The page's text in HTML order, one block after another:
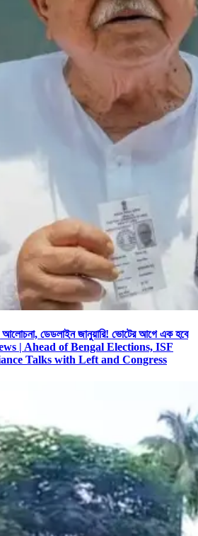
ডেডলাইন জানুয়ারি! ভোটের আগে এক হবে
| Ahead of Bengal Elections, ISF
Talks with Left and Congress